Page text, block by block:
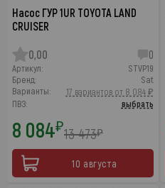
Насос ГУР 1UR TOYOTA LAND
CRUISER
0,00 0
Артикул:
STVP19
Бренд:
Sat
Варианты:
17 вариантов от 8 084 ₽
ПВЗ:
выбрать
8 084₽13 473₽
10 августа